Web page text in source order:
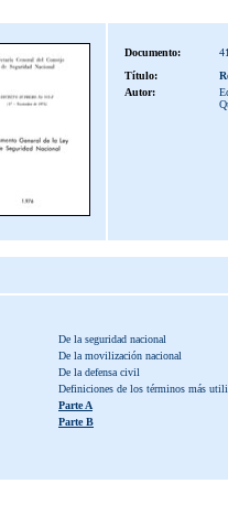
Documento:
Título:
Autor:
De la seguridad nacional
De la movilización nacional
De la defensa civil
Definiciones de los términos más
Parte A
Parte B